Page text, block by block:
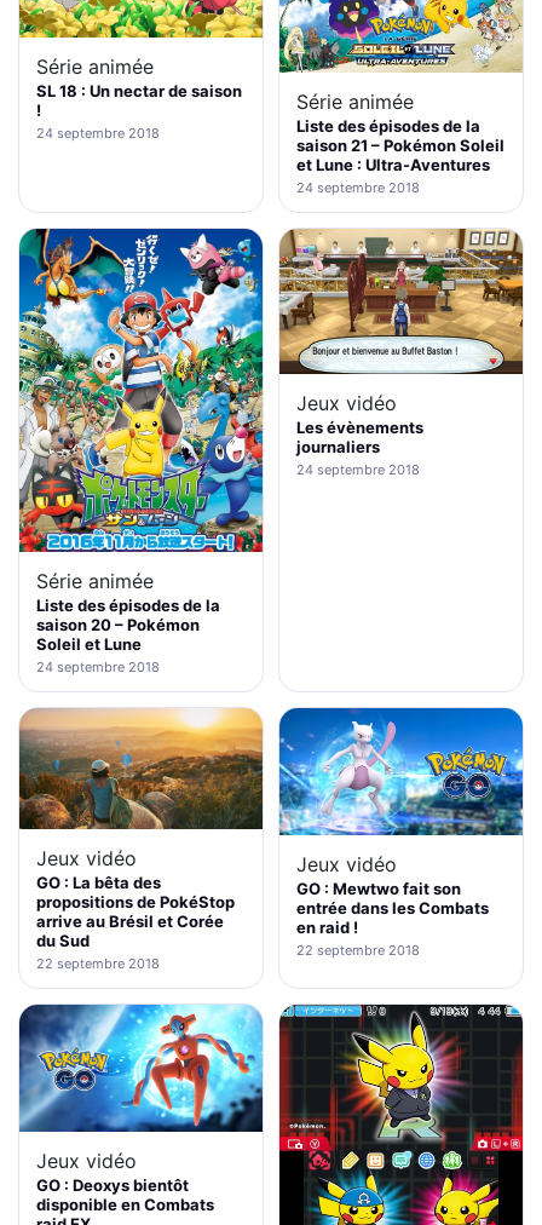
Série animée
SL 18 : Un nectar de saison
!
24 septembre 2018
Série animée
Liste des épisodes de la
saison 21 – Pokémon Soleil
et Lune : Ultra-Aventures
24 septembre 2018
Série animée
Liste des épisodes de la
saison 20 – Pokémon
Soleil et Lune
24 septembre 2018
Jeux vidéo
Les évènements
journaliers
24 septembre 2018
Jeux vidéo
GO : La bêta des
propositions de PokéStop
arrive au Brésil et Corée
du Sud
22 septembre 2018
Jeux vidéo
GO : Mewtwo fait son
entrée dans les Combats
en raid !
22 septembre 2018
Jeux vidéo
GO : Deoxys bientôt
disponible en Combats